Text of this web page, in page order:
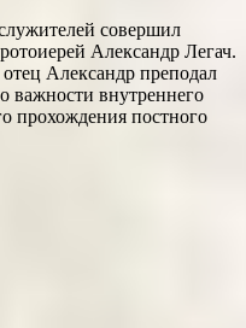
совершил
Александр Легач.
Александр преподал
важности внутреннего
прохождения постного